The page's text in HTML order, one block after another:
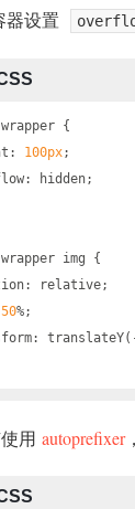
器设置
wrapper {
: 100px;
: hidden;
wrapper img {
: relative;
50%;
: translateY
用 autoprefixer